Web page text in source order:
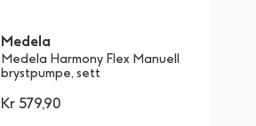
Medela
Medela Harmony Flex Manuell
brystpumpe, sett
Kr 579,90